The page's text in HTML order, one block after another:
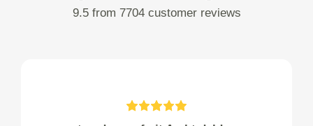
9.5 from 7704 customer reviews